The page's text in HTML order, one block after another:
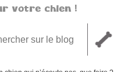
votre chien !